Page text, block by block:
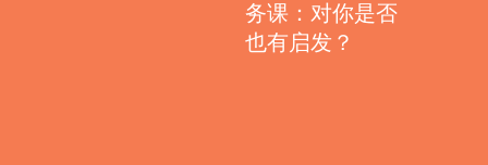
务课：对你是否
也有启发？